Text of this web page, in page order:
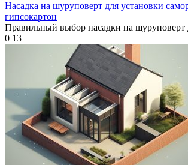
Насадка на шуруповерт для установки
гипсокартон
Правильный выбор насадки на шуруповерт
0 13